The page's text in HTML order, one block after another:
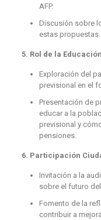
AFP.
Discusión sobre
estas propuestas.
5. Rol de la
Exploración del
previsional en el
Presentación de
educar a la
previsional y
pensiones.
6. Participación
Invitación a la
sobre el futuro
Fomento de la
contribuir a